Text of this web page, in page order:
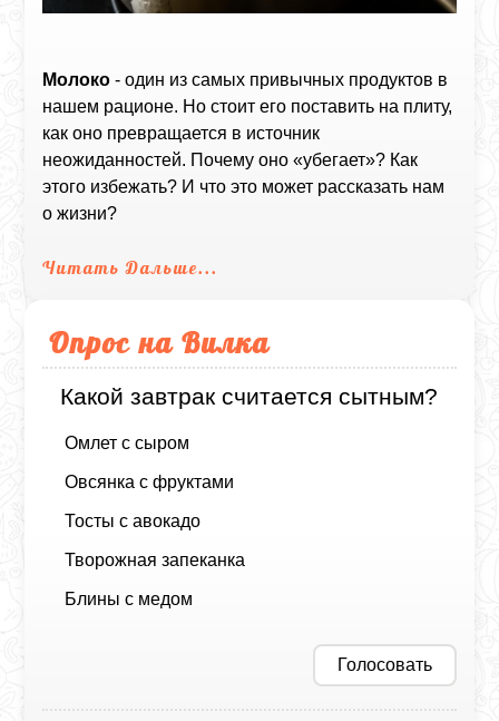
Молоко - один из самых привычных продуктов в
нашем рационе. Но стоит его поставить на плиту,
как оно превращается в источник
неожиданностей. Почему оно «убегает»? Как
этого избежать? И что это может рассказать нам
о жизни?
Читать Дальше...
Опрос на Вилка
Какой завтрак считается сытным?
Омлет с сыром
Овсянка с фруктами
Тосты с авокадо
Творожная запеканка
Блины с медом
Голосовать